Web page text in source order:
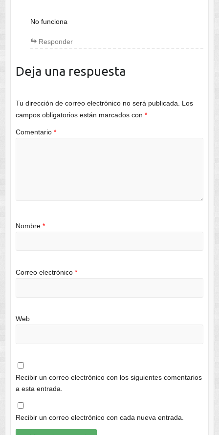
No funciona
Responder
Deja una respuesta
Tu dirección de correo electrónico no será publicada.
Los
campos obligatorios están marcados con *
Comentario *
Nombre *
Correo electrónico *
Web
Recibir un correo electrónico con los siguientes comentarios
a esta entrada.
Recibir un correo electrónico con cada nueva entrada.